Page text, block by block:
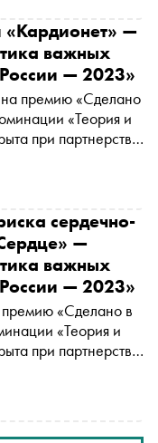
—
важных
— 2023»
премию «Сделано
«Теория и
при партнерстве
«Сноба»
сердечно-
—
важных
— 2023»
«Сделано в
«Теория и
при партнерстве
«Сноба»